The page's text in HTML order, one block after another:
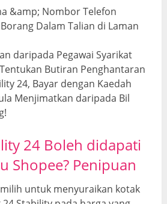
&amp; Nombor Telefon
Dalam Talian di Laman
daripada Pegawai Syarikat
Butiran Penghantaran
24, Bayar dengan Kaedah
Menjimatkan daripada Bil
24 Boleh didapati
Shopee? Penipuan
untuk menyuraikan kotak